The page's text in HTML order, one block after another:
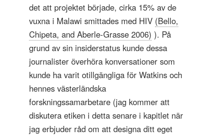
det att projektet började, cirka 15% av de
vuxna i Malawi smittades med HIV (Bello,
Chipeta, and Aberle-Grasse 2006) ). På
grund av sin insiderstatus kunde dessa
journalister överhöra konversationer som
kunde ha varit otillgängliga för Watkins och
hennes västerländska
forskningssamarbetare (jag kommer att
diskutera etiken i detta senare i kapitlet när
jag erbjuder råd om att designa ditt eget